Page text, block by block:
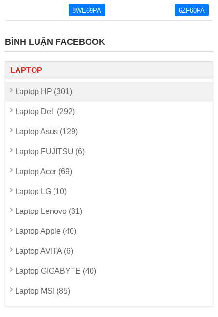
8WE69PA 6ZF60PA
BÌNH LUẬN FACEBOOK
LAPTOP
Laptop HP (301)
Laptop Dell (292)
Laptop Asus (129)
Laptop FUJITSU (6)
Laptop Acer (69)
Laptop LG (10)
Laptop Lenovo (31)
Laptop Apple (40)
Laptop AVITA (6)
Laptop GIGABYTE (40)
Laptop MSI (85)